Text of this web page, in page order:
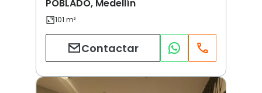
POBLADO, Medellín
Contactar